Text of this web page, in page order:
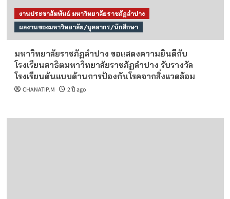
งานประชาสัมพันธ์ มหาวิทยาลัยราชภัฏลำปาง
ผลงานของมหาวิทยาลัย/บุคลากร/นักศึกษา
มหาวิทยาลัยราชภัฏลำปาง ขอแสดงความยินดีกับ
โรงเรียนสาธิตมหาวิทยาลัยราชภัฏลำปาง รับรางวัล
โรงเรียนต้นแบบด้านการป้องกันโรคจากสิ่งแวดล้อม
CHANATIP.M 2 ปี ago